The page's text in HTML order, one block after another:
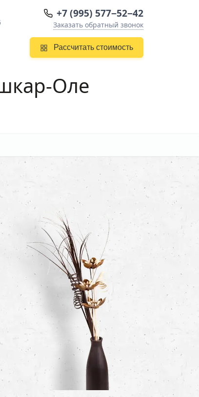
+7 (995) 577−52−42
Заказать обратный звонок
Рассчитать стоимость
Оле